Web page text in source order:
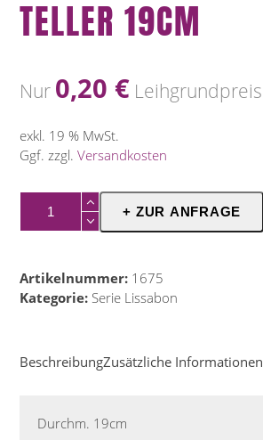
TELLER 19CM
Nur 0,20 € Leihgrundpreis
exkl. 19 % MwSt.
Ggf. zzgl.Versandkosten
19cm
+ ZUR ANFRAGE
Artikelnummer: 1675
Kategorie: Serie Lissabon
BeschreibungZusätzliche Informationen
Durchm. 19cm